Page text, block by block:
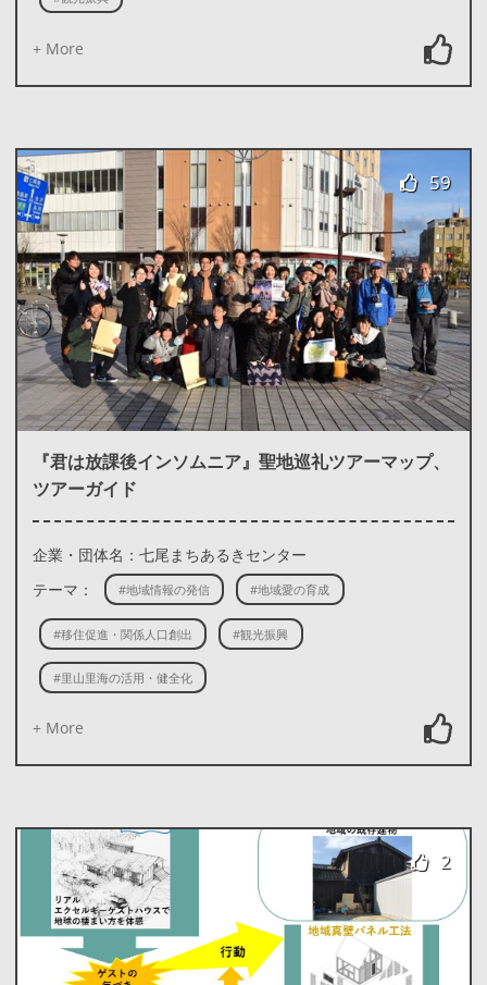
+ More
59
『君は放課後インソムニア』聖地巡礼ツアーマップ、
ツアーガイド
企業・団体名：七尾まちあるきセンター
テーマ：
#地域情報の発信 #地域愛の育成
#移住促進・関係人口創出 #観光振興
#里山里海の活用・健全化
+ More
2